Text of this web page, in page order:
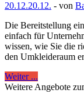
20.12.20.12. - von
Die Bereitstellung
einfach für
wissen, wie Sie die
den Umkleideraum
Weiter ...
Weitere Angebote